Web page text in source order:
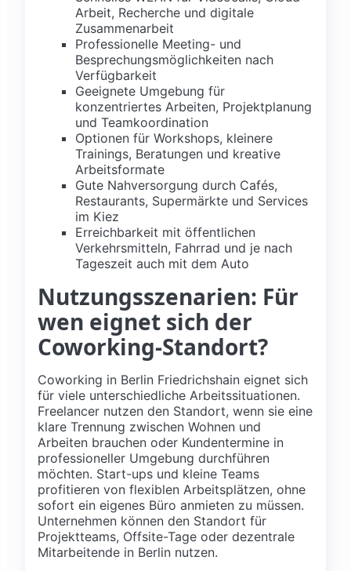
Arbeit, Recherche und digitale
Zusammenarbeit
Professionelle Meeting- und
Besprechungsmöglichkeiten nach
Verfügbarkeit
Geeignete Umgebung für
konzentriertes Arbeiten, Projektplanung
und Teamkoordination
Optionen für Workshops, kleinere
Trainings, Beratungen und kreative
Arbeitsformate
Gute Nahversorgung durch Cafés,
Restaurants, Supermärkte und Services
im Kiez
Erreichbarkeit mit öffentlichen
Verkehrsmitteln, Fahrrad und je nach
Tageszeit auch mit dem Auto
Nutzungsszenarien: Für
wen eignet sich der
Coworking-Standort?
Coworking in Berlin Friedrichshain eignet sich
für viele unterschiedliche Arbeitssituationen.
Freelancer nutzen den Standort, wenn sie eine
klare Trennung zwischen Wohnen und
Arbeiten brauchen oder Kundentermine in
professioneller Umgebung durchführen
möchten. Start-ups und kleine Teams
profitieren von flexiblen Arbeitsplätzen, ohne
sofort ein eigenes Büro anmieten zu müssen.
Unternehmen können den Standort für
Projektteams, Offsite-Tage oder dezentrale
Mitarbeitende in Berlin nutzen.